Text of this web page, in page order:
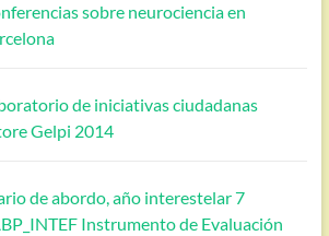
sobre neurociencia en
de iniciativas ciudadanas
Gelpi 2014
de abordo, año interestelar 7
Instrumento de Evaluación